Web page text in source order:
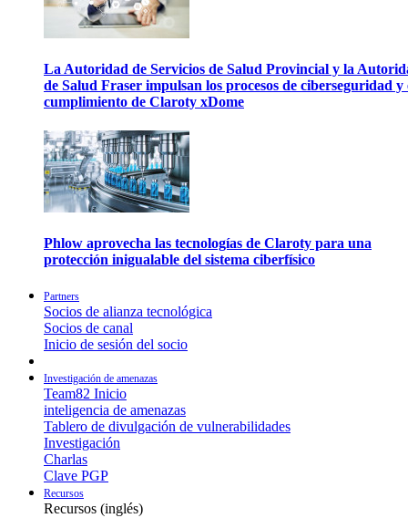
La Autoridad de Servicios de Salud Provincial y la
de Salud Fraser impulsan los procesos de ciberseguridad y
cumplimiento de Claroty xDome
Phlow aprovecha las tecnologías de Claroty para una
protección inigualable del sistema ciberfísico
Partners
Socios de alianza tecnológica
Socios de canal
Inicio de sesión del socio
Investigación de amenazas
Team82 Inicio
inteligencia de amenazas
Tablero de divulgación de vulnerabilidades
Investigación
Charlas
Clave PGP
Recursos
Recursos (inglés)